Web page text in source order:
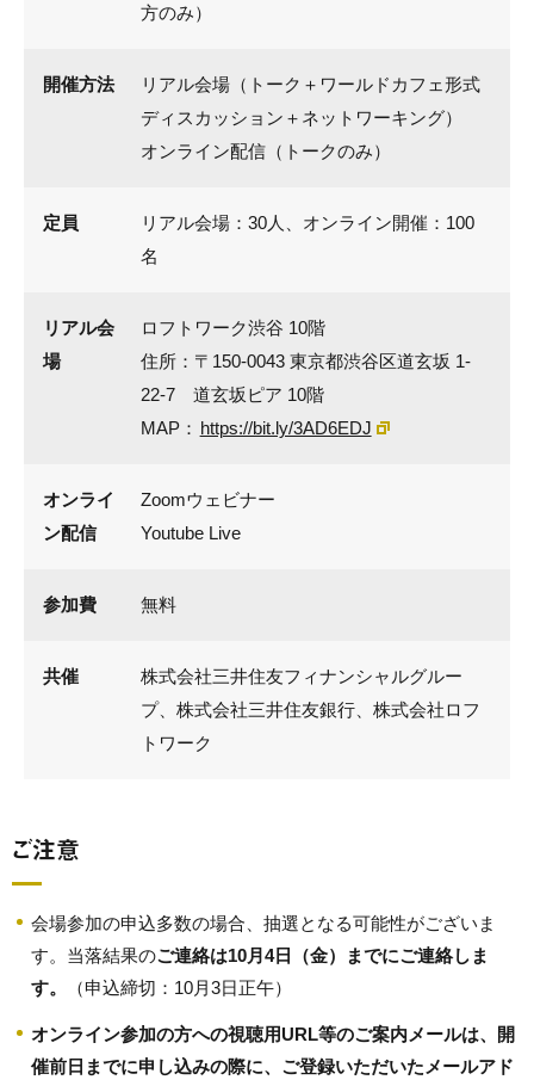
方のみ）
開催方法
リアル会場（トーク＋ワールドカフェ形式
ディスカッション＋ネットワーキング）
オンライン配信（トークのみ）
定員
リアル会場：30人、オンライン開催：100
名
リアル会
場
ロフトワーク渋谷 10階
住所：〒150-0043 東京都渋谷区道玄坂 1-
22-7 道玄坂ピア 10階
MAP： https://bit.ly/3AD6EDJ
オンライ
ン配信
Zoomウェビナー
Youtube Live
参加費 無料
共催
株式会社三井住友フィナンシャルグルー
プ、株式会社三井住友銀行、株式会社ロフ
トワーク
ご注意
会場参加の申込多数の場合、抽選となる可能性がございま
す。当落結果のご連絡は10月4日（金）までにご連絡しま
す。
（申込締切：10月3日正午）
オンライン参加の方への視聴用URL等のご案内メールは、開
催前日までに申し込みの際に、ご登録いただいたメールアド